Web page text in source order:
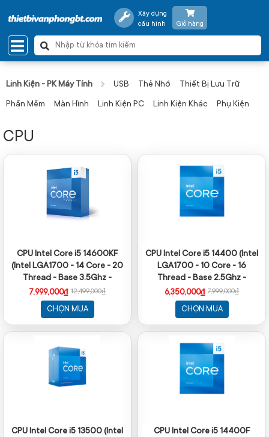
Xây dựng
cấu hình
Giỏ hàng
Linh Kiện - PK Máy Tính USB Thẻ Nhớ Thiết Bị Lưu Trữ
Phần Mềm Màn Hình Linh Kiện PC Linh Kiện Khác Phụ Kiện
CPU
CPU Intel Core i5 14600KF
(Intel LGA1700 - 14 Core - 20
Thread - Base 3.5Ghz -
Turbo 5.3Ghz - Cache 24MB
- No iGPU)
7,999,000₫ 12,499,000₫
CHỌN MUA
CPU Intel Core i5 14400 (Intel
LGA1700 - 10 Core - 16
Thread - Base 2.5Ghz -
Turbo 4.7Ghz - Cache 20MB)
6,350,000₫ 7,999,000₫
CHỌN MUA
CPU Intel Core i5 13500 (Intel
CPU Intel Core i5 14400F